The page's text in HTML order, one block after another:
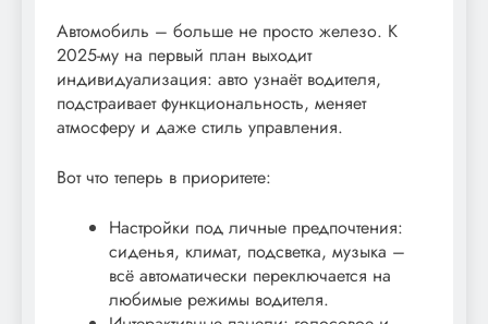
Автомобиль – больше не просто железо. К
2025-му на первый план выходит
индивидуализация: авто узнаёт водителя,
подстраивает функциональность, меняет
атмосферу и даже стиль управления.
Вот что теперь в приоритете:
Настройки под личные предпочтения:
сиденья, климат, подсветка, музыка –
всё автоматически переключается на
любимые режимы водителя.